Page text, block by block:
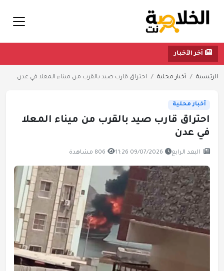
آخر الأخبار
الرئيسية أخبار محلية احتراق قارب صيد بالقرب من ميناء المعلا في عدن
أخبار محلية
احتراق قارب صيد بالقرب من ميناء المعلا
في عدن
البعد الرابع 09/07/2026 11:26 806 مشاهدة